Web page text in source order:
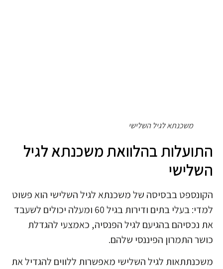
משכנתא לגיל השלישי
התועלות בהלוואת משכנתא לגיל
השלישי
הקונספט בבסיסה של משכנתא לגיל השלישי הוא פשוט
למדי: בעלי בתים ודירות בגיל 60 ומעלה יכולים לשעבד
את נכסיהם בהגיעם לגיל הפנסיה, כאמצעי להגדלת
כושר התמרון הפיננסי שלהם.
משכנתתאות לגיל השלישי מאפשרות ללווים להגדיל את